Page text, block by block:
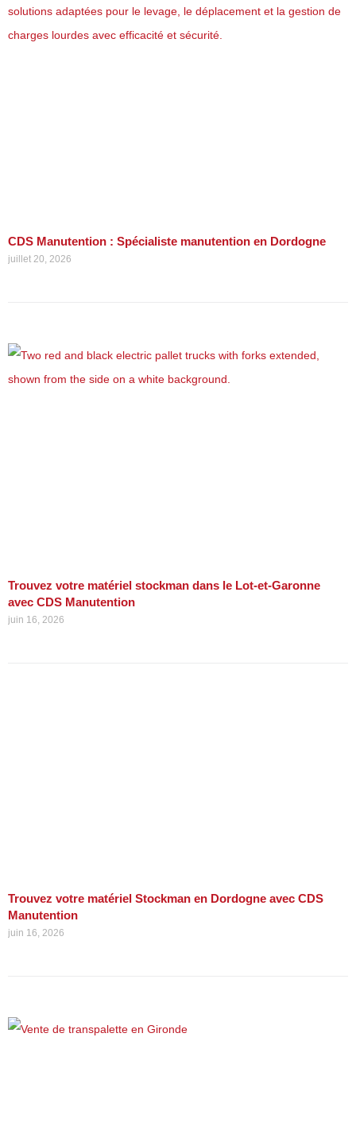
CDS Manutention : Spécialiste manutention en Dordogne
juillet 20, 2026
Trouvez votre matériel stockman dans le Lot-et-Garonne
avec CDS Manutention
juin 16, 2026
Trouvez votre matériel Stockman en Dordogne avec CDS
Manutention
juin 16, 2026